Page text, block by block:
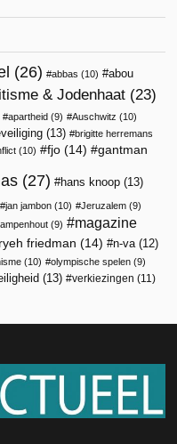
(26) abbas (10)
abou
& Jodenhaat (23)
apartheid (9) Auschwitz (10)
(13)
brigitte herremans
(10) fjo (14) gantman
(27) hans knoop (13)
jan jambon (10) Jeruzalem (9)
(9)
magazine
friedman (14) n-va(12)
(10) olympische spelen (9)
(13) verkiezingen (11)